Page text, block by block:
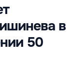
в
50